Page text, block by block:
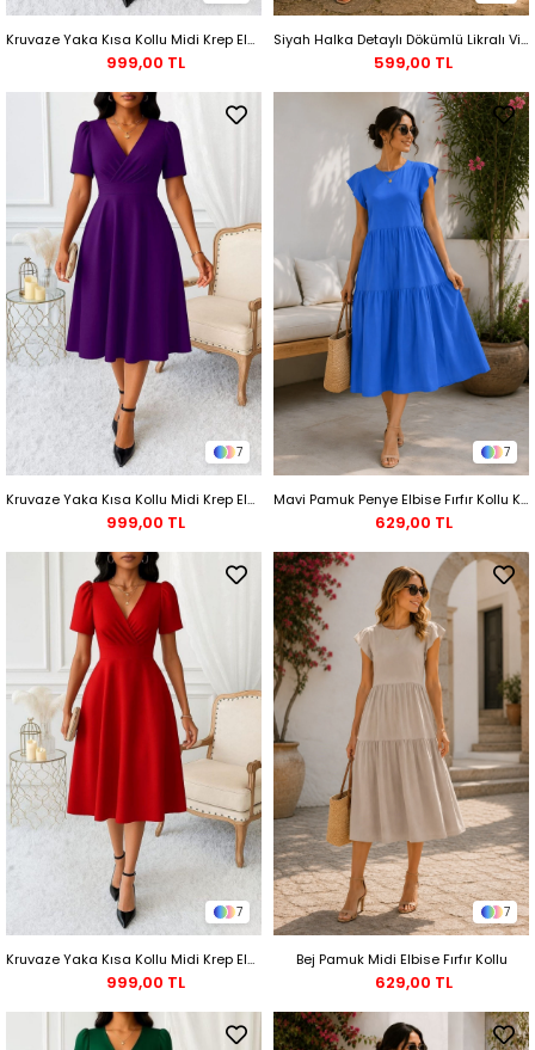
Kruvaze Yaka Kısa Kollu Midi Krep Elbise - Siyah
999,00 TL
Siyah Halka Detaylı Dökümlü Likralı Viskon Elbise
599,00 TL
7
Kruvaze Yaka Kısa Kollu Midi Krep Elbise - Mor
999,00 TL
7
Mavi Pamuk Penye Elbise Fırfır Kollu Katlı Midi
629,00 TL
7
Kruvaze Yaka Kısa Kollu Midi Krep Elbise - Kırmızı
999,00 TL
7
Bej Pamuk Midi Elbise Fırfır Kollu
629,00 TL